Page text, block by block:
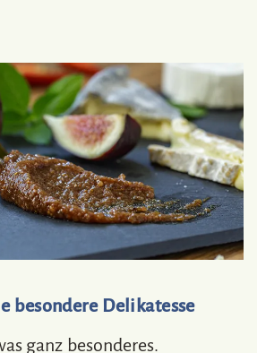
besondere Delikatesse
ganz besonderes.